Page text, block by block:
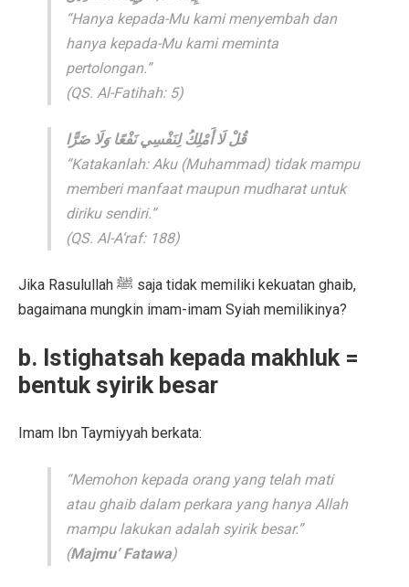
“Hanya kepada-Mu kami menyembah dan
hanya kepada-Mu kami meminta
pertolongan.”
(QS. Al-Fatihah: 5)
قُلْ لَا أَمْلِكُ لِنَفْسِي نَفْعًا وَلَا ضَرًّا
“Katakanlah: Aku (Muhammad) tidak mampu
memberi manfaat maupun mudharat untuk
diriku sendiri.”
(QS. Al-A‘raf: 188)
Jika Rasulullah ﷺ saja tidak memiliki kekuatan ghaib,
bagaimana mungkin imam-imam Syiah memilikinya?
b. Istighatsah kepada makhluk =
bentuk syirik besar
Imam Ibn Taymiyyah berkata:
“Memohon kepada orang yang telah mati
atau ghaib dalam perkara yang hanya Allah
mampu lakukan adalah syirik besar.”
(Majmu‘ Fatawa)